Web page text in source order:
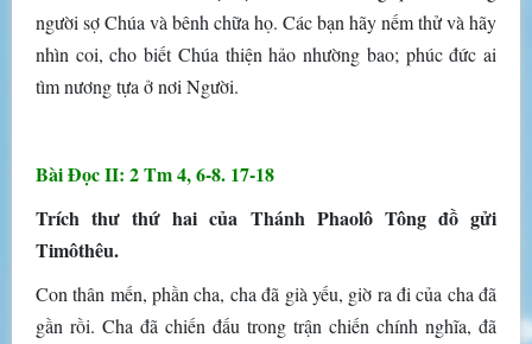
người sợ Chúa và bênh chữa họ. Các bạn hãy nếm thử và hãy
nhìn coi, cho biết Chúa thiện hảo nhường bao; phúc đức ai
tìm nương tựa ở nơi Người.
Bài Ðọc II: 2 Tm 4, 6-8. 17-18
Trích thư thứ hai của Thánh Phaolô Tông đồ gửi
Timôthêu.
Con thân mến, phần cha, cha đã già yếu, giờ ra đi của cha đã
gần rồi. Cha đã chiến đấu trong trận chiến chính nghĩa, đã